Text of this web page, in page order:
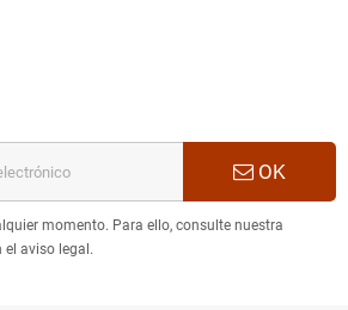
OK
momento. Para ello, consulte nuestra
aviso legal.